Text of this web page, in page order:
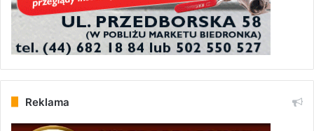
Reklama